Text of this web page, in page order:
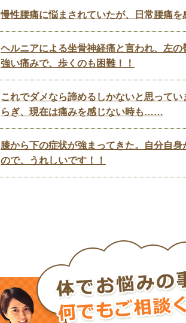
慢性腰痛に悩まされていたが、日常腰痛を
ヘルニアによる坐骨神経痛と言われ、左
強い痛みで、歩くのも困難！！
これでダメなら諦めるしかないと思って
らぎ、現在は痛みを感じない時も……
膝から下の症状が強まってきた。自分自
ので、うれしいです！！